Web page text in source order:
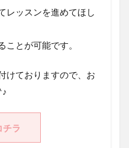
レッスンを進めてほし
ことが可能です。
けておりますので、お
チラ